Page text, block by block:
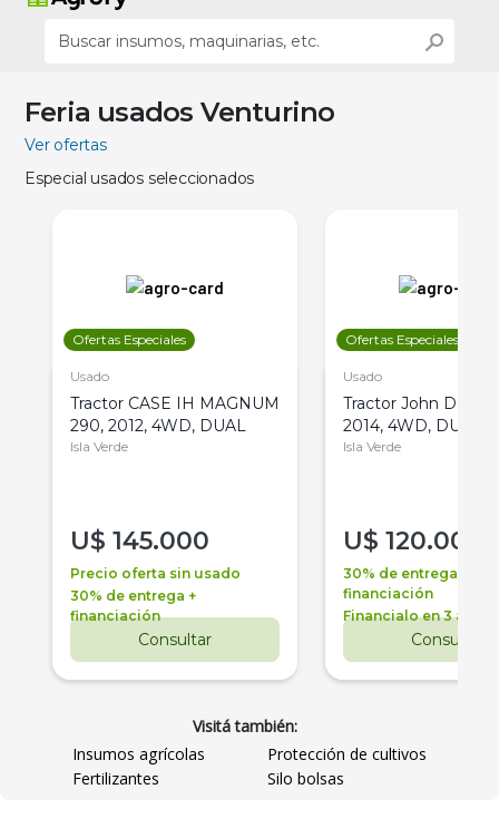
Feria usados Venturino
Ver ofertas
Especial usados seleccionados
Ofertas Especiales
Usado
Tractor CASE IH MAGNUM
290, 2012, 4WD, DUAL
Isla Verde
U$ 145.000
Precio oferta sin usado
30% de entrega +
financiación
Consultar
Ofertas Especiales
Usado
Tractor John Deere
2014, 4WD, DUAL
Isla Verde
U$ 120.000
30% de entrega +
financiación
Financialo en 3 años
Consultar
Visitá también:
Insumos agrícolas
Protección de cultivos
Fertilizantes
Silo bolsas